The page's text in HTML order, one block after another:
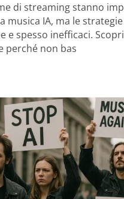
di streaming stanno
musica IA, ma le
e spesso inefficaci.
perché non bas